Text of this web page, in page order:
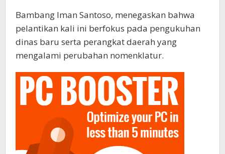
Bambang Iman Santoso, menegaskan bahwa
pelantikan kali ini berfokus pada pengukuhan
dinas baru serta perangkat daerah yang
mengalami perubahan nomenklatur.